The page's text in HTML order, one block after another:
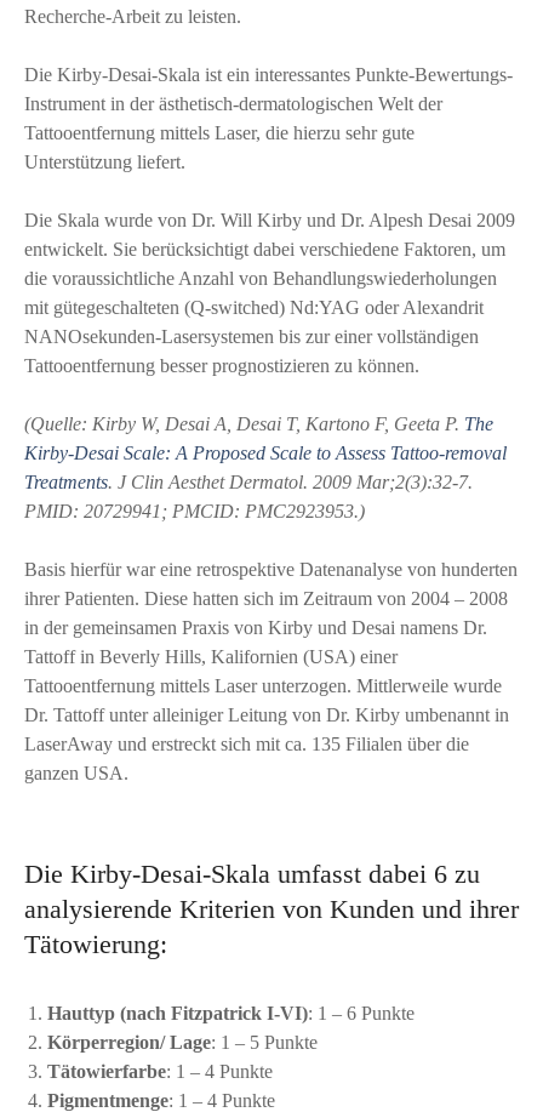
Recherche-Arbeit zu leisten.
Die Kirby-Desai-Skala ist ein interessantes Punkte-Bewertungs-
Instrument in der ästhetisch-dermatologischen Welt der
Tattooentfernung mittels Laser, die hierzu sehr gute
Unterstützung liefert.
Die Skala wurde von Dr. Will Kirby und Dr. Alpesh Desai 2009
entwickelt. Sie berücksichtigt dabei verschiedene Faktoren, um
die voraussichtliche Anzahl von Behandlungswiederholungen
mit gütegeschalteten (Q-switched) Nd:YAG oder Alexandrit
NANOsekunden-Lasersystemen bis zur einer vollständigen
Tattooentfernung besser prognostizieren zu können.
(Quelle: Kirby W, Desai A, Desai T, Kartono F, Geeta P. The
Kirby-Desai Scale: A Proposed Scale to Assess Tattoo-removal
Treatments. J Clin Aesthet Dermatol. 2009 Mar;2(3):32-7.
PMID: 20729941; PMCID: PMC2923953.)
Basis hierfür war eine retrospektive Datenanalyse von hunderten
ihrer Patienten. Diese hatten sich im Zeitraum von 2004 – 2008
in der gemeinsamen Praxis von Kirby und Desai namens Dr.
Tattoff in Beverly Hills, Kalifornien (USA) einer
Tattooentfernung mittels Laser unterzogen. Mittlerweile wurde
Dr. Tattoff unter alleiniger Leitung von Dr. Kirby umbenannt in
LaserAway und erstreckt sich mit ca. 135 Filialen über die
ganzen USA.
Die Kirby-Desai-Skala umfasst dabei 6 zu
analysierende Kriterien von Kunden und ihrer
Tätowierung:
Hauttyp (nach Fitzpatrick I-VI): 1 – 6 Punkte
Körperregion/ Lage: 1 – 5 Punkte
Tätowierfarbe: 1 – 4 Punkte
Pigmentmenge: 1 – 4 Punkte